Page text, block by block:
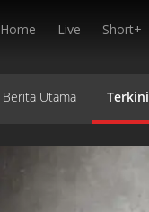
Home Live Short+
Berita Utama Terkini